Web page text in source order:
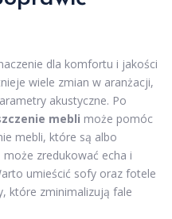
dla komfortu i jakości
wiele zmian w aranżacji,
akustyczne. Po
mebli może pomóc
mebli, które są albo
może zredukować echa i
umieścić sofy oraz fotele
które zminimalizują fale